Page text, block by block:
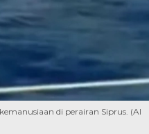
di perairan Siprus. (Al